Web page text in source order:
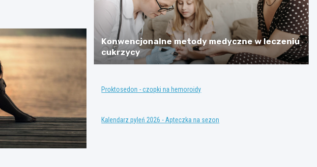
Konwencjonalne metody medyczne w leczeniu
cukrzycy
Proktosedon - czopki na hemoroidy
Kalendarz pyleń 2026 - Apteczka na sezon